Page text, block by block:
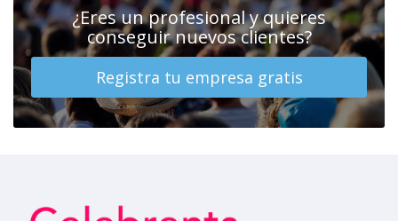
¿Eres un profesional y quieres
conseguir nuevos clientes?
Registra tu empresa gratis